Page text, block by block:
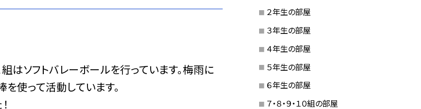
はソフトバレーボールを行っています。梅雨に
使って活動しています。
２年生の部屋
３年生の部屋
４年生の部屋
５年生の部屋
６年生の部屋
７・８・９・１０組の部屋